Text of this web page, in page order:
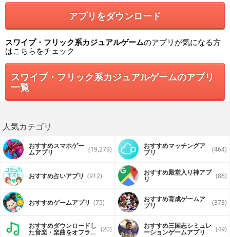
アプリをダウンロード
スワイプ・フリック系カジュアルゲームのアプリが気になる方
はこちらをチェック
スワイプ・フリック系カジュアルゲームのアプリ
一覧
人気カテゴリ
おすすめスマホゲー
ムアプリ (19,279) おすすめマッチングア
プリ (464)
おすすめ占いアプリ (912) おすすめ殿堂入り神アプ
リ (86)
おすすめゲームアプリ (75) おすすめ育成ゲームア
プリ (373)
おすすめダウンロードし
た音楽・楽曲をオフライ (20) おすすめ三国志シミュレ
ーションゲームアプリ (49)